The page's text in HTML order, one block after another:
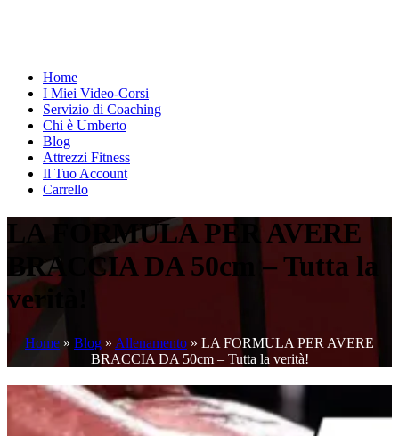
Home
I Miei Video-Corsi
Servizio di Coaching
Chi è Umberto
Blog
Attrezzi Fitness
Il Tuo Account
Carrello
LA FORMULA PER AVERE
BRACCIA DA 50cm – Tutta la
verità!
Home » Blog » Allenamento » LA FORMULA PER AVERE
BRACCIA DA 50cm – Tutta la verità!